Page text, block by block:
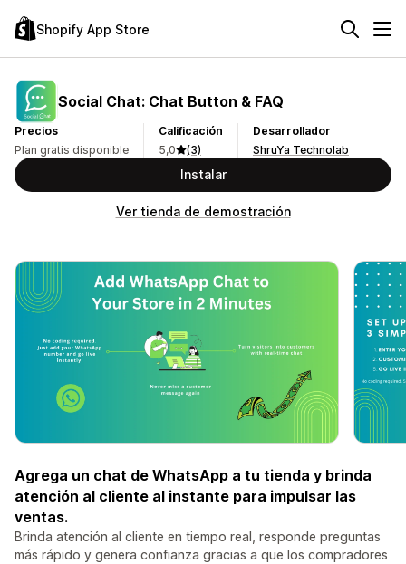
Shopify App Store
Social Chat: Chat Button & FAQ
Precios
Plan gratis disponible
Calificación
5,0
(3)
Desarrollador
ShruYa Technolab
Instalar
Ver tienda de demostración
Agrega un chat de WhatsApp a tu tienda y brinda
atención al cliente al instante para impulsar las
ventas.
Brinda atención al cliente en tiempo real, responde preguntas
más rápido y genera confianza gracias a que los compradores